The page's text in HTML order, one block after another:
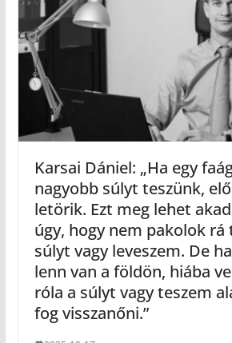
Karsai Dániel: „Ha egy
nagyobb súlyt teszünk,
letörik. Ezt meg lehet
úgy, hogy nem pakolok rá
súlyt vagy leveszem. De
lenn van a földön, hiába
róla a súlyt vagy teszem
fog visszanőni.”